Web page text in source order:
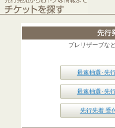
プレリザーブな
最速抽選･先
最速抽選･先
先行先着 受